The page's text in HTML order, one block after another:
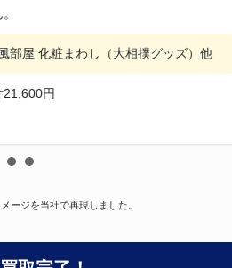
屋 化粧まわし（大相撲グッズ）他
21,600円
ージを当社で再現しました。